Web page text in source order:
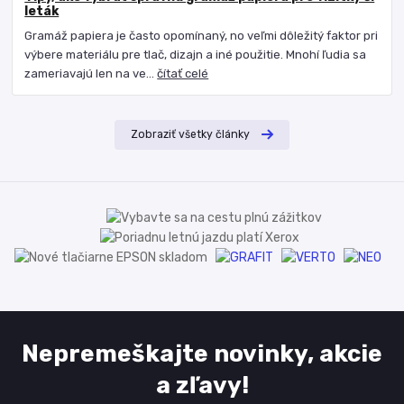
leták
Gramáž papiera je často opomínaný, no veľmi dôležitý faktor pri
výbere materiálu pre tlač, dizajn a iné použitie. Mnohí ľudia sa
zameriavajú len na ve...čítať celé
Zobraziť všetky články
Nepremeškajte novinky, akcie
a zľavy!